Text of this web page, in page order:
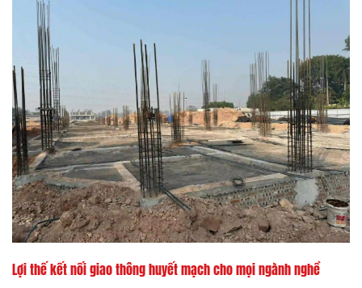
Lợi thế kết nối giao thông huyết mạch cho mọi ngành nghề